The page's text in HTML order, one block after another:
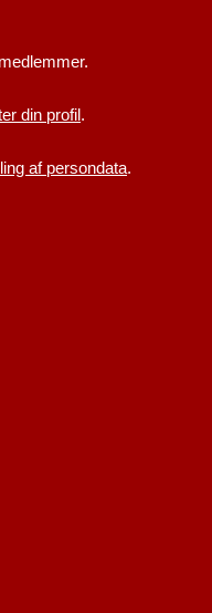
din profil.
af persondata.